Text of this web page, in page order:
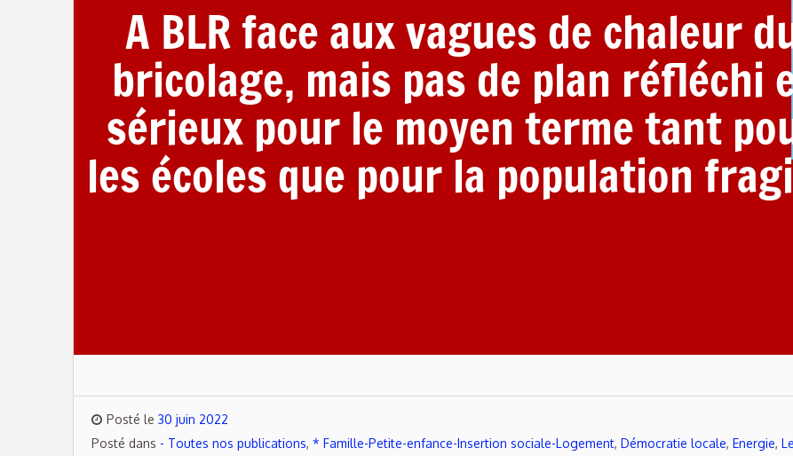
A BLR face aux vagues de chaleur
bricolage, mais pas de plan réfléchi
sérieux pour le moyen terme tant
les écoles que pour la population
Posté le 30 juin 2022
Posté dans - Toutes nos publications, * Famille-Petite-enfance-Insertion sociale-Logement, Démocratie locale, Energie,